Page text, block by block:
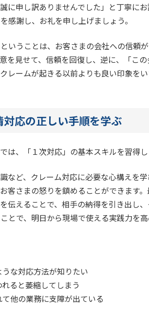
に申し訳ありませんでした」と丁寧にお
感謝し、お礼を申し上げましょう。
いうことは、お客さまの会社への信頼
を見せて、信頼を回復し、逆に、「こ
レームが起きる以前よりも良い印象を
応の正しい手順を学ぶ
は、「１次対応」の基本スキルを習得し
など、クレーム対応に必要な心構えを
客さまの怒りを鎮めることができます
伝えることで、相手の納得を引き出し、
とで、明日から現場で使える実践力を高
な対応方法が知りたい
ると萎縮してしまう
他の業務に支障が出ている